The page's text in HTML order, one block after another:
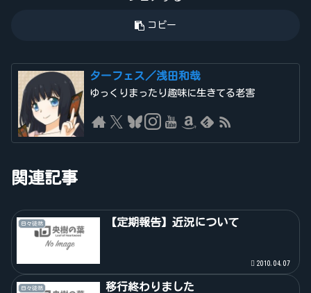
コピー
ターフェス／浅田和哉
ゆっくりまったり趣味に生きてる老害
関連記事
日々徒然 【定期報告】近況について
2010.04.07
日々徒然 移行終わりました